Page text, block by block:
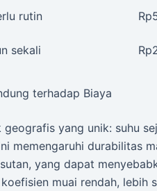
rutin
sekali
terhadap Biaya
yang unik: suhu
memengaruhi durabilitas
yang dapat
muai rendah, lebih